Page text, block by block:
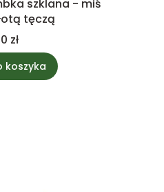
szklana - miś
tęczą
zł
koszyka